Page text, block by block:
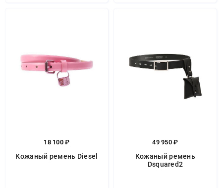
18 100 ₽
Кожаный ремень Diesel
49 950 ₽
Кожаный ремень
Dsquared2